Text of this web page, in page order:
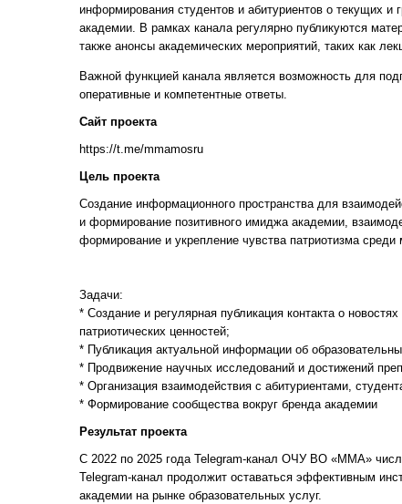
информирования студентов и абитуриентов о текущих
академии. В рамках канала регулярно публикуются
также анонсы академических мероприятий, таких как
Важной функцией канала является возможность для
оперативные и компетентные ответы.
Сайт проекта
https://t.me/mmamosru
Цель проекта
Создание информационного пространства для
и формирование позитивного имиджа академии,
формирование и укрепление чувства патриотизма
Задачи:
* Создание и регулярная публикация контакта о
патриотических ценностей;
* Публикация актуальной информации об
* Продвижение научных исследований и достижений
* Организация взаимодействия с абитуриентами,
* Формирование сообщества вокруг бренда академии
Результат проекта
С 2022 по 2025 года Telegram-канал ОЧУ ВО «ММА»
Telegram-канал продолжит оставаться эффективным
академии на рынке образовательных услуг.